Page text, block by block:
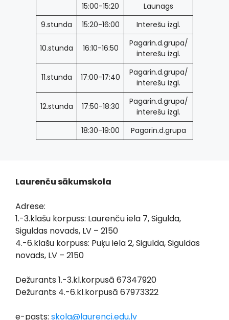
15:00-15:20
Launags
9.stunda
15:20-16:00 Interešu izgl.
10.stunda 16:10-16:50
Pagarin.d.grupa/
interešu izgl.
11.stunda 17:00-17:40
Pagarin.d.grupa/
interešu izgl.
12.stunda 17:50-18:30
Pagarin.d.grupa/
interešu izgl.
18:30-19:00
Pagarin.d.grupa
Laurenču sākumskola
Adrese:
1.-3.klašu korpuss: Laurenču iela 7, Sigulda,
Siguldas novads, LV – 2150
4.-6.klašu korpuss: Puķu iela 2, Sigulda, Siguldas
novads, LV – 2150
Dežurants 1.-3.kl.korpusā 67347920
Dežurants 4.-6.kl.korpusā 67973322
e-pasts: skola@laurenci.edu.lv